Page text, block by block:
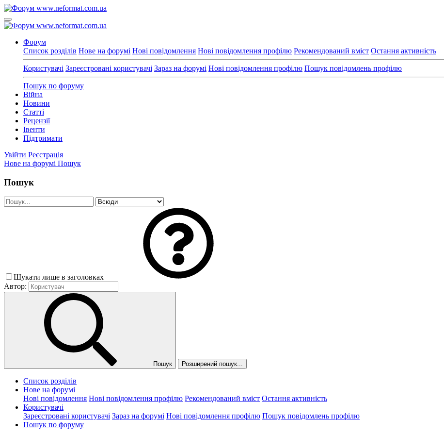
Форум
Список розділів Нове на форумі Нові повідомлення Нові повідомлення профілю Рекомендований вміст Остання активність
Користувачі Зареєстровані користувачі Зараз на форумі Нові повідомлення профілю Пошук повідомлень профілю
Пошук по форуму
Війна
Новини
Статті
Рецензії
Івенти
Підтримати
Увійти Реєстрація
Нове на форумі Пошук
Пошук
Шукати лише в заголовках
Автор:
Пошук Розширений пошук...
Список розділів
Нове на форумі
Нові повідомлення Нові повідомлення профілю Рекомендований вміст Остання активність
Користувачі
Зареєстровані користувачі Зараз на форумі Нові повідомлення профілю Пошук повідомлень профілю
Пошук по форуму